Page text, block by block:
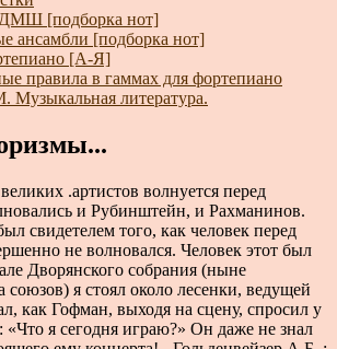
[подборка нот]
ансамбли [подборка нот]
[А-Я]
правила в гаммах для фортепиано
литература.
.артистов волнуется перед
и Рубинштейн, и Рахманинов.
свидетелем того, как человек перед
не волновался. Человек этот был
Дворянского собрания (ныне
я стоял около лесенки, ведущей
как Гофман, выходя на сцену, спросил у
«Что я сегодня играю?» Он даже не знал